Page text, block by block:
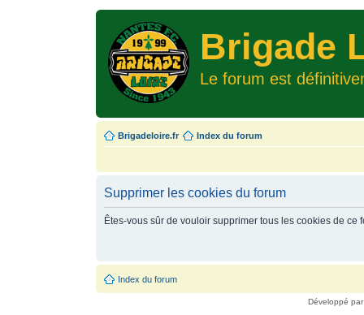
Brigade
Le forum est
Brigadeloire.fr Index du forum
Supprimer les cookies du forum
Êtes-vous sûr de vouloir supprimer tous les cookies de ce
Index du forum
Développé